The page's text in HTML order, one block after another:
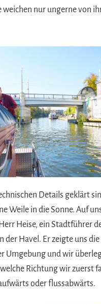
weichen nur ungerne von
Details geklärt
Weile in die Sonne. Auf
Heise, ein Stadtführer
der Havel. Er zeigte uns die
Umgebung und wir
Richtung wir zuerst
oder flussabwärts.